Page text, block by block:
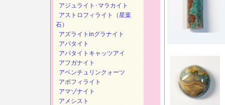
アジュライト･マラカイト
アストロフィライト（星葉
石）
アズライトinグラナイト
アパタイト
アパタイトキャッツアイ
アフガナイト
アベンチュリンクォーツ
アポフィライト
アマゾナイト
アメシスト